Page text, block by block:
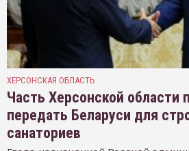
ХЕРСОНСКАЯ ОБЛАСТЬ
Часть Херсонской области
передать Беларуси для
санаториев